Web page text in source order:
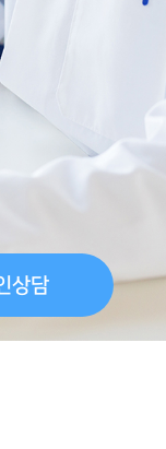
상담